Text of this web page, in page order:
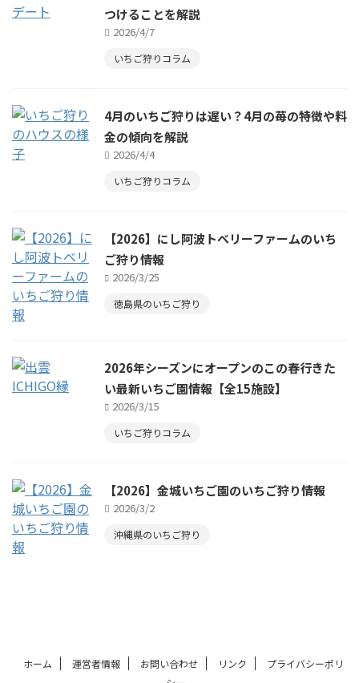
つけることを解説
2026/4/7
いちご狩りコラム
4月のいちご狩りは遅い？4月の苺の特徴や料
金の傾向を解説
2026/4/4
いちご狩りコラム
【2026】にし阿波トベリーファームのいち
ご狩り情報
2026/3/25
徳島県のいちご狩り
2026年シーズンにオープンのこの春行きた
い最新いちご園情報【全15施設】
2026/3/15
いちご狩りコラム
【2026】金城いちご園のいちご狩り情報
2026/3/2
沖縄県のいちご狩り
ホーム 運営者情報 お問い合わせ リンク
プライバシーポリ